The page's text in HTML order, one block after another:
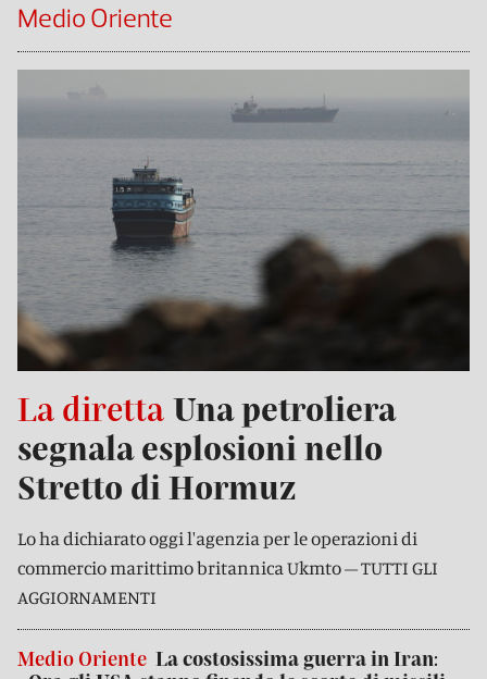
Medio Oriente
La diretta Una petroliera
segnala esplosioni nello
Stretto di Hormuz
Lo ha dichiarato oggi l'agenzia per le operazioni di
commercio marittimo britannica Ukmto – TUTTI GLI
AGGIORNAMENTI
Medio Oriente La costosissima guerra in Iran: